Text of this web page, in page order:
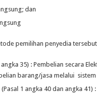
dan
pemilihan penyedia
35) : Pembelian secara
barang/jasa mel alui
1 angka 40 dan angka 41) :